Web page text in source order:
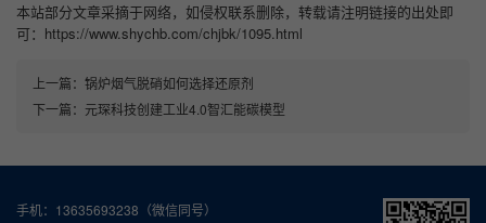
本站部分文章采摘于网络，如侵权联系删除，转载请注明链接的出处即
可：https://www.shychb.com/chjbk/1095.html
上一篇： 锅炉烟气脱硝如何选择还原剂
下一篇： 元琛科技创建工业4.0智汇能碳模型
手机：13635693238（微信同号）